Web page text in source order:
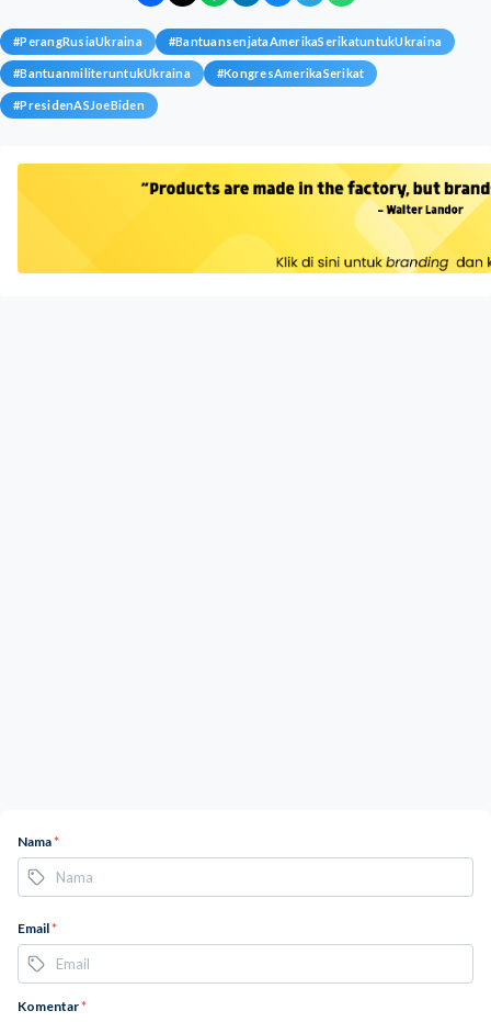
#PerangRusiaUkraina #BantuansenjataAmerikaSerikatuntukUkraina
#BantuanmiliteruntukUkraina #KongresAmerikaSerikat
#PresidenASJoeBiden
Nama*
Email*
Komentar*